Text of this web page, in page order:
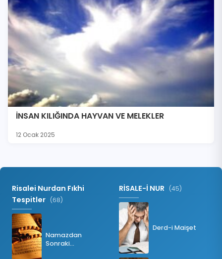
İNSAN KILIĞINDA HAYVAN VE MELEKLER
12 Ocak 2025
Risalei Nurdan Fıkhi
Tespitler (68)
Namazdan
Sonraki
RİSALE-İ NUR (45)
Derd-i Maişet